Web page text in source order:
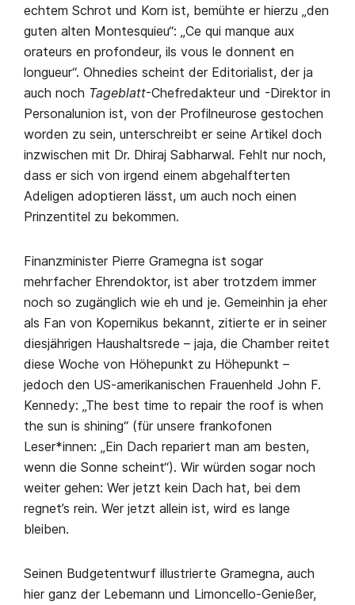
echtem Schrot und Korn ist, bemühte er hierzu „den
guten alten Montesquieu“: „Ce qui manque aux
orateurs en profondeur, ils vous le donnent en
longueur“. Ohnedies scheint der Editorialist, der ja
auch noch Tageblatt-Chefredakteur und -Direktor in
Personalunion ist, von der Profilneurose gestochen
worden zu sein, unterschreibt er seine Artikel doch
inzwischen mit Dr. Dhiraj Sabharwal. Fehlt nur noch,
dass er sich von irgend einem abgehalfterten
Adeligen adoptieren lässt, um auch noch einen
Prinzentitel zu bekommen.
Finanzminister Pierre Gramegna ist sogar
mehrfacher Ehrendoktor, ist aber trotzdem immer
noch so zugänglich wie eh und je. Gemeinhin ja eher
als Fan von Kopernikus bekannt, zitierte er in seiner
diesjährigen Haushaltsrede – jaja, die Chamber reitet
diese Woche von Höhepunkt zu Höhepunkt –
jedoch den US-amerikanischen Frauenheld John F.
Kennedy: „The best time to repair the roof is when
the sun is shining“ (für unsere frankofonen
Leser*innen: „Ein Dach repariert man am besten,
wenn die Sonne scheint“). Wir würden sogar noch
weiter gehen: Wer jetzt kein Dach hat, bei dem
regnet’s rein. Wer jetzt allein ist, wird es lange
bleiben.
Seinen Budgetentwurf illustrierte Gramegna, auch
hier ganz der Lebemann und Limoncello-Genießer,